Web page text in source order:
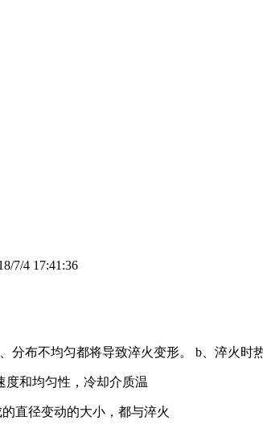
7/4 17:41:36
布不均匀都将导致淬火变形。 b、淬火时
度和均匀性，冷却介质温
直径变动的大小，都与淬火